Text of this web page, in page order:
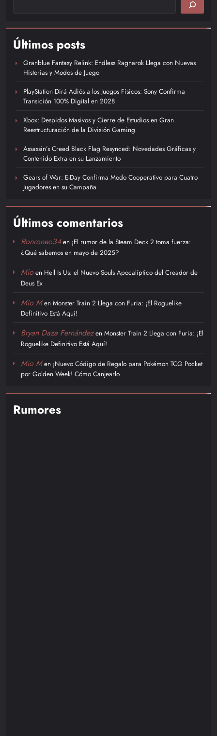
Últimos posts
Granblue Fantasy Relink: Endless Ragnarok Llega con Nuevas
Historias y Modos de Juego
PlayStation Dirá Adiós a los Juegos Físicos: Sony Confirma
Transición 100% Digital en 2028
Xbox: Despidos Masivos y Cierre de Estudios en Gran
Reestructuración de la División Gaming
Assassin’s Creed Black Flag Resynced: Novedades Gráficas y
Contenido Extra en su Lanzamiento
Gears of War: E-Day Confirma Modo Cooperativo para Cuatro
Jugadores en su Campaña
Últimos comentarios
Ronroneo34en ¡El rumor de la Steam Deck 2 toma fuerza:
¿Qué sabemos en mayo de 2025?
Mioen Hell Is Us: el Nuevo Souls Apocalíptico del Creador de
Deus Ex
Mio Men Monster Train 2 Llega con Furia: ¡El Roguelike
Definitivo Está Aquí!
Bryan Daza Fernándezen Monster Train 2 Llega con Furia: ¡El
Roguelike Definitivo Está Aquí!
Mio Men ¡Nuevo Código de Regalo para Pokémon TCG Pocket
por Golden Week! Cómo Canjearlo
Rumores